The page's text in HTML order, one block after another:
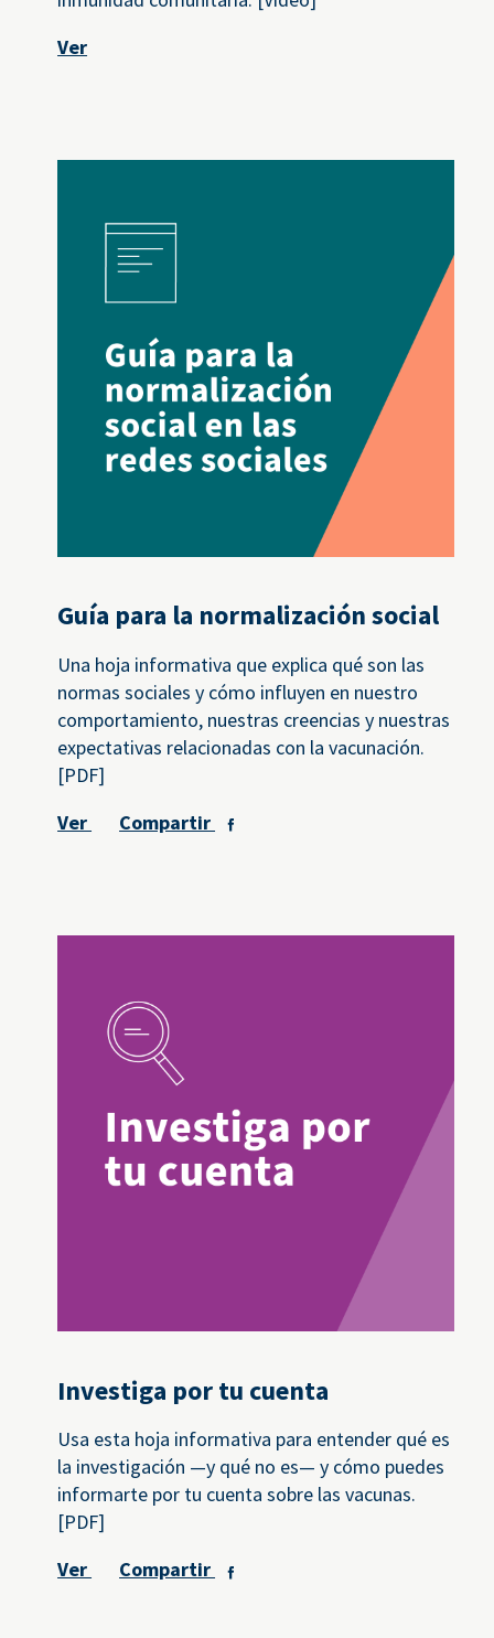
Ver
Guía para la normalización social
Una hoja informativa que explica qué son las
normas sociales y cómo influyen en nuestro
comportamiento, nuestras creencias y nuestras
expectativas relacionadas con la vacunación.
[PDF]
Ver
Compartir
Investiga por tu cuenta
Usa esta hoja informativa para entender qué es
la investigación —y qué no es— y cómo puedes
informarte por tu cuenta sobre las vacunas.
[PDF]
Ver
Compartir